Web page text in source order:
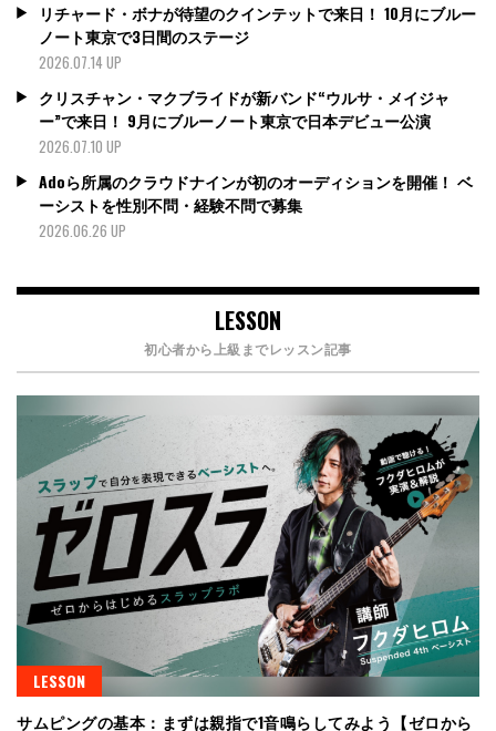
リチャード・ボナが待望のクインテットで来日！ 10月にブルー
ノート東京で3日間のステージ
2026.07.14 UP
クリスチャン・マクブライドが新バンド“ウルサ・メイジャ
ー”で来日！ 9月にブルーノート東京で日本デビュー公演
2026.07.10 UP
Adoら所属のクラウドナインが初のオーディションを開催！ ベ
ーシストを性別不問・経験不問で募集
2026.06.26 UP
LESSON
初心者から上級までレッスン記事
LESSON
サムピングの基本：まずは親指で1音鳴らしてみよう【ゼロから